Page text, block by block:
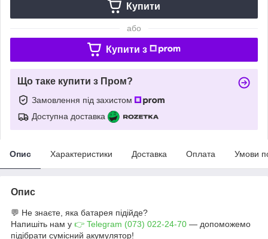
Купити
або
Купити з
Що таке купити з Пром?
Замовлення під захистом
Доступна доставка
Опис Характеристики Доставка Оплата Умови
Опис
💬 Не знаєте, яка батарея підійде?
Напишіть нам у 👉 Telegram (073) 022-24-70 — допоможемо
підібрати сумісний акумулятор!